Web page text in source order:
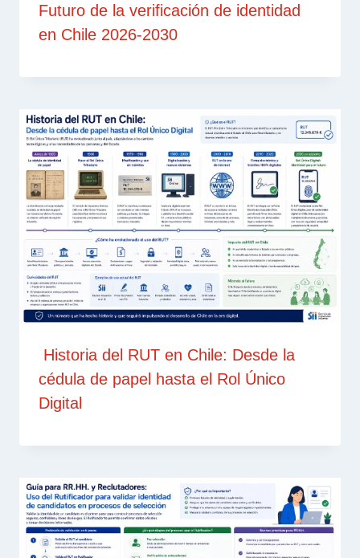
Futuro de la verificación de identidad
en Chile 2026-2030
Historia del RUT en Chile: Desde la
cédula de papel hasta el Rol Único
Digital